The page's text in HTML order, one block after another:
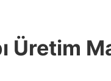
Üretim